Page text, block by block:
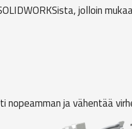
jolloin
ja vähentää